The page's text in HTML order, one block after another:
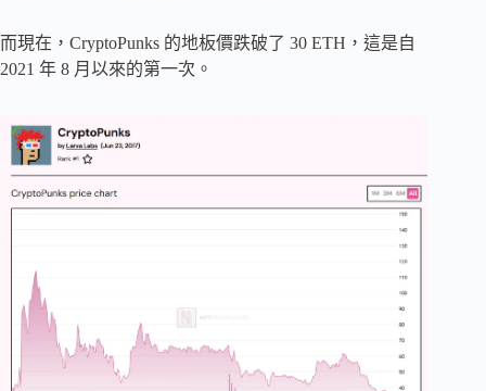
而現在，CryptoPunks 的地板價跌破了 30 ETH，這是自
2021 年 8 月以來的第一次。